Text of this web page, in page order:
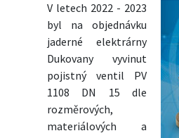
V letech 2022 - 2023
byl na objednávku
jaderné elektrárny
Dukovany vyvinut
pojistný ventil PV
1108 DN 15 dle
rozměrových,
materiálových a